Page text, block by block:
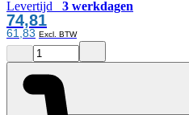
Levertijd 3 werkdagen
74,81
61,83